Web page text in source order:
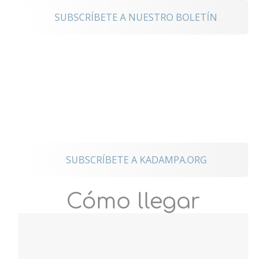
SUBSCRÍBETE A NUESTRO BOLETÍN
SUBSCRÍBETE A KADAMPA.ORG
Cómo llegar